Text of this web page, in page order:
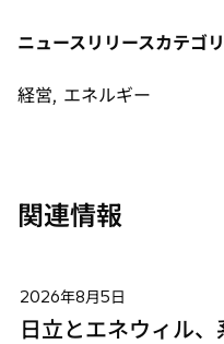
タ
ニュースリリースカテゴ
経営, エネルギー
関連情報
2026年8月5日
日立とエネウィル